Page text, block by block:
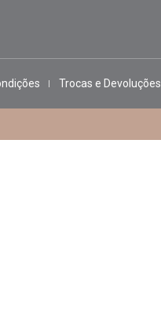
Trocas e Devoluções